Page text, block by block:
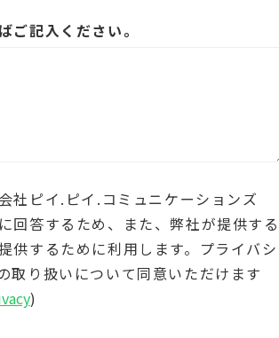
ご記入ください。
社ピイ.ピイ.コミュニケーションズ
回答するため、また、弊社が提供する
供するために利用します。プライバシ
取り扱いについて同意いただけます
)